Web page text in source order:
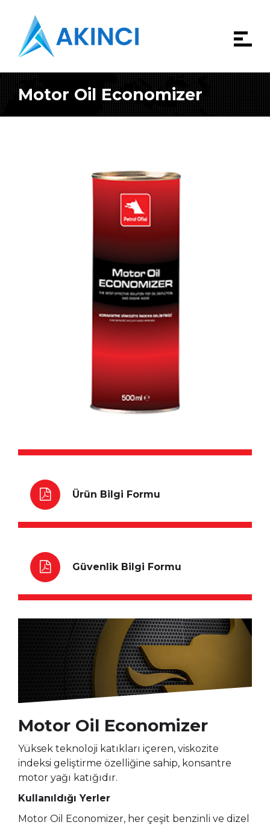
Motor Oil Economizer
Ürün Bilgi Formu
Güvenlik Bilgi Formu
Motor Oil Economizer
Yüksek teknoloji katıkları içeren, viskozite
indeksi geliştirme özelliğine sahip, konsantre
motor yağı katığıdır.
Kullanıldığı Yerler
Motor Oil Economizer, her çeşit benzinli ve dizel